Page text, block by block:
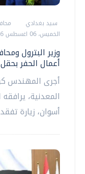
سيد بغدادي
الخميس، 06 اغسطس 2026 12:54 م
وزير البترول
أعمال الحفر
أجرى المهندس
المعدنية،
أسوان، زيارة